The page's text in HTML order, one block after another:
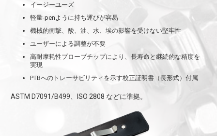
イージーユーズ
軽量-penように持ち運びが容易
機械的衝撃、酸、油、水、埃の影響を受けない堅牢性
ユーザーによる調整が不要
高耐摩耗性プローブチップにより、長寿命と継続的な精度を
実現
PTBへのトレーサビリティを示す校正証明書（長形式）付属
ASTM D7091/B499、ISO 2808 などに準拠。